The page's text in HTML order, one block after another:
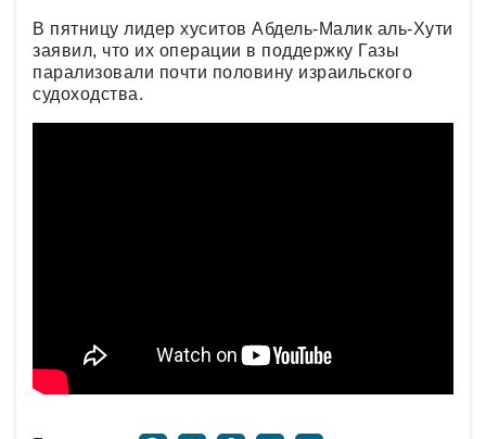
В пятницу лидер хуситов Абдель-Малик аль-Хути
заявил, что их операции в поддержку Газы
парализовали почти половину израильского
судоходства.